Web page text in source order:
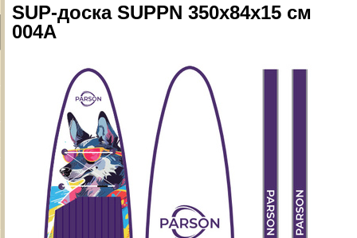
SUP-доска SUPPN 350x84x15 см
004A